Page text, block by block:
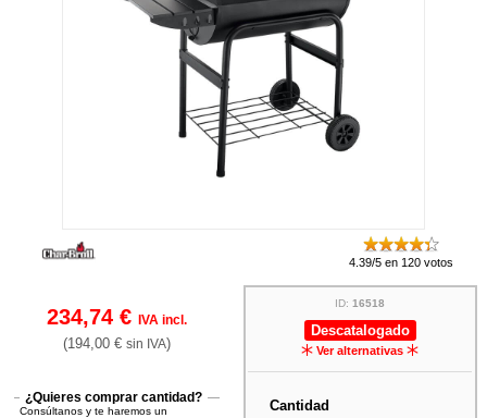
4.39/5 en 120 votos
234,74 €IVA incl.
(194,00 €sin IVA)
¿Quieres comprar cantidad?
Consúltanos y te haremos un
ID:16518
Descatalogado
Ver alternativas
Cantidad